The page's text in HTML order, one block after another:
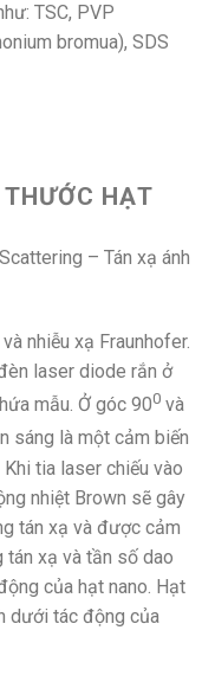
TSC, PVP
bromua), SDS
HẠT
– Tán xạ ánh
nhiễu xạ Fraunhofer.
laser diode rắn ở
mẫu. Ở góc 900 và
sáng là một cảm biến
tia laser chiếu vào
nhiệt Brown sẽ gây
tán xạ và được cảm
tán xạ và tần số dao
của hạt nano. Hạt
dưới tác động của